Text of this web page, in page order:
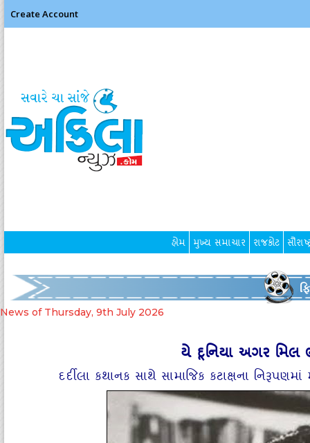
Create Account
હોમ મુખ્ય સમાચાર રાજકોટ
News of Thursday, 9th July 2026
યે દૂનિયા અગર મિલ
દર્દીલા કથાનક સાથે સામાજિક કટાક્ષના